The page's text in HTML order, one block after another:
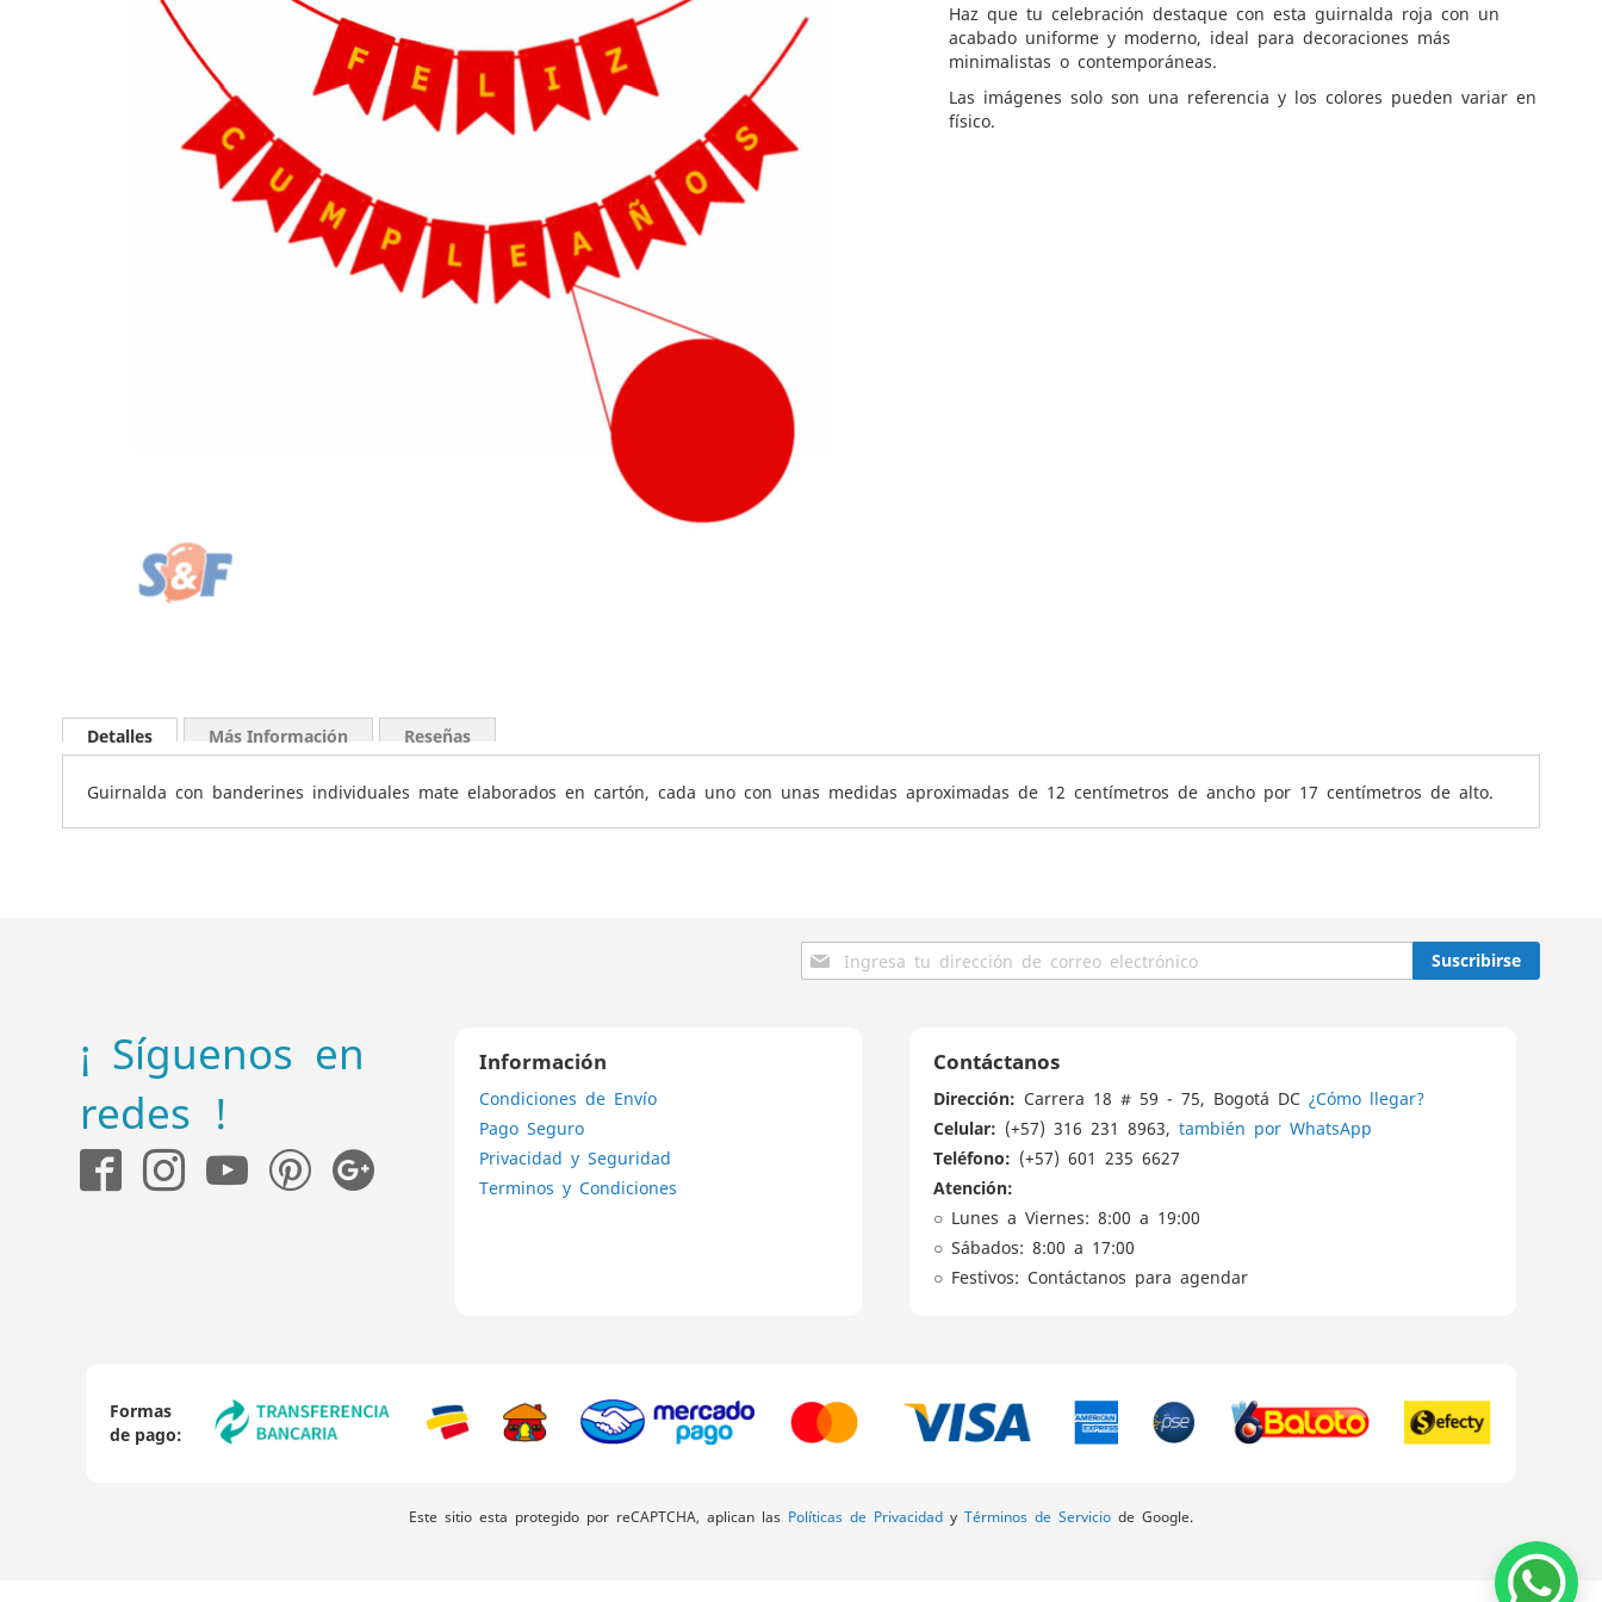
Haz que tu celebración destaque con esta guirnalda roja con un
acabado uniforme y moderno, ideal para decoraciones más
minimalistas o contemporáneas.
Las imágenes solo son una referencia y los colores pueden variar en
físico.
al
comienzo
Detalles
Guirnalda con banderines individuales mate elaborados en cartón, cada uno con unas medidas aproximadas de 12 centímetros de ancho por 17 centímetros de alto.
Más Información Reseñas
Inscríbase
a
Suscribirse
¡ Síguenos en
redes !
Información
Condiciones de Envío
Pago Seguro
Privacidad y Seguridad
Terminos y Condiciones
Contáctanos
Dirección: Carrera 18 # 59 - 75, Bogotá DC ¿Cómo llegar?
Celular: (+57) 316 231 8963, también por WhatsApp
Teléfono: (+57) 601 235 6627
Atención:
○ Lunes a Viernes: 8:00 a 19:00
○ Sábados: 8:00 a 17:00
○ Festivos: Contáctanos para agendar
Formas
de pago:
Este sitio esta protegido por reCAPTCHA, aplican las Políticas de Privacidad y Términos de Servicio de Google.